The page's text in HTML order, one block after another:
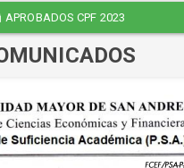
APROBADOS CPF 2023